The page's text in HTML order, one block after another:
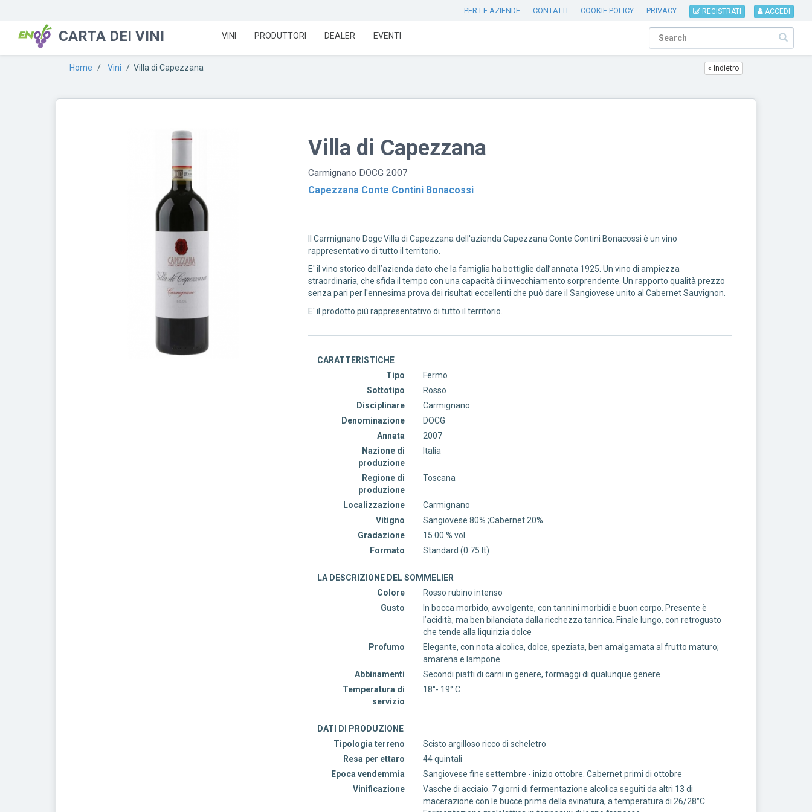
PER LE AZIENDE CONTATTI COOKIE POLICY PRIVACY REGISTRATI ACCEDI
CARTA DEI VINI VINI PRODUTTORI DEALER EVENTI
Home / Vini / Villa di Capezzana « Indietro
Villa di Capezzana
Carmignano DOCG 2007
Capezzana Conte Contini Bonacossi
Il Carmignano Dogc Villa di Capezzana dell'azienda Capezzana Conte Contini Bonacossi è un vino
rappresentativo di tutto il territorio.
E' il vino storico dell’azienda dato che la famiglia ha bottiglie dall’annata 1925. Un vino di ampiezza
straordinaria, che sfida il tempo con una capacità di invecchiamento sorprendente. Un rapporto qualità prezzo
senza pari per l'ennesima prova dei risultati eccellenti che può dare il Sangiovese unito al Cabernet Sauvignon.
E' il prodotto più rappresentativo di tutto il territorio.
CARATTERISTICHE
Tipo
Fermo
Sottotipo
Rosso
Disciplinare
Carmignano
Denominazione
DOCG
Annata
2007
Nazione di
produzione
Italia
Regione di
produzione
Toscana
Localizzazione
Carmignano
Vitigno
Sangiovese 80% ;Cabernet 20%
Gradazione
15.00 % vol.
Formato
Standard (0.75 lt)
LA DESCRIZIONE DEL SOMMELIER
Colore
Rosso rubino intenso
Gusto
In bocca morbido, avvolgente, con tannini morbidi e buon corpo. Presente è
l’acidità, ma ben bilanciata dalla ricchezza tannica. Finale lungo, con retrogusto
che tende alla liquirizia dolce
Profumo
Elegante, con nota alcolica, dolce, speziata, ben amalgamata al frutto maturo;
amarena e lampone
Abbinamenti
Secondi piatti di carni in genere, formaggi di qualunque genere
Temperatura di
servizio
18°- 19° C
DATI DI PRODUZIONE
Tipologia terreno
Scisto argilloso ricco di scheletro
Resa per ettaro
44 quintali
Epoca vendemmia
Sangiovese fine settembre - inizio ottobre. Cabernet primi di ottobre
Vinificazione
Vasche di acciaio. 7 giorni di fermentazione alcolica seguiti da altri 13 di
macerazione con le bucce prima della svinatura, a temperatura di 26/28°C.